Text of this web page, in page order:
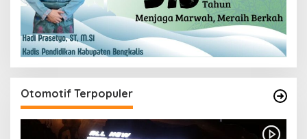
Otomotif Terpopuler